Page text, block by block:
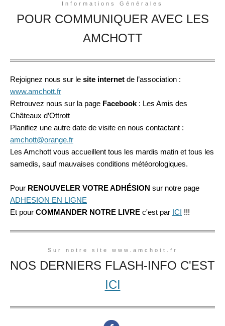
Informations Générales
POUR COMMUNIQUER AVEC LES
AMCHOTT
Rejoignez nous sur le site internet de l’association :
www.amchott.fr
Retrouvez nous sur la page Facebook : Les Amis des
Châteaux d’Ottrott
Planifiez une autre date de visite en nous contactant :
amchott@orange.fr
Les Amchott vous accueillent tous les mardis matin et tous les
samedis, sauf mauvaises conditions météorologiques.
Pour RENOUVELER VOTRE ADHÉSION sur notre page
ADHESION EN LIGNE
Et pour COMMANDER NOTRE LIVRE c'est par ICI !!!
Sur notre site www.amchott.fr
NOS DERNIERS FLASH-INFO C'EST
ICI